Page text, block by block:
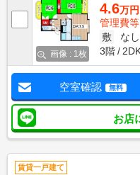
画像 : 1枚
4.6万円
管理費
敷
なし
3階
空室確認 無料
お店
賃貸一戸建て